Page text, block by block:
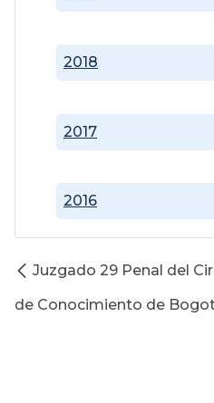
2016
2017
2018
Juzgado 29 Penal del
de Conocimiento de
Enero